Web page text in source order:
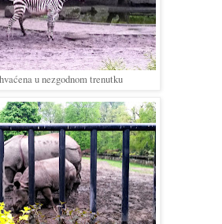
u nezgodnom trenutku